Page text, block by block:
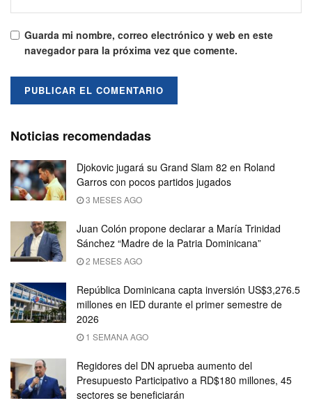
Guarda mi nombre, correo electrónico y web en este
navegador para la próxima vez que comente.
Noticias recomendadas
Djokovic jugará su Grand Slam 82 en Roland
Garros con pocos partidos jugados
3 MESES AGO
Juan Colón propone declarar a María Trinidad
Sánchez “Madre de la Patria Dominicana”
2 MESES AGO
República Dominicana capta inversión US$3,276.5
millones en IED durante el primer semestre de
2026
1 SEMANA AGO
Regidores del DN aprueba aumento del
Presupuesto Participativo a RD$180 millones, 45
sectores se beneficiarán